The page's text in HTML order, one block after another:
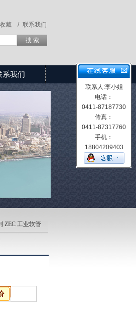
联系我们
收藏 /
系我们
ZEC 工业软管
联系人:李小姐
电话：
0411-87187730
传真：
0411-87317760
手机：
18804209403